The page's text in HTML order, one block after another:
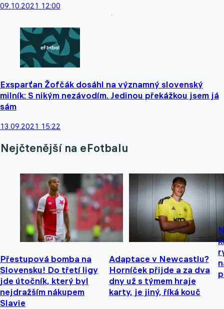
09.10.2021 12:00
Exsparťan Žofčák dosáhl na významný slovenský
milník: S nikým nezávodím. Jedinou překážkou jsem já
sám
13.09.2021 15:22
Nejčtenější na eFotbalu
Přestupová bomba na
Slovensku! Do třetí ligy
jde útočník, který byl
nejdražším nákupem
Slavie
Adaptace v Newcastlu?
Horníček přijde a za dva
dny už s týmem hraje
karty, je jiný, říká kouč